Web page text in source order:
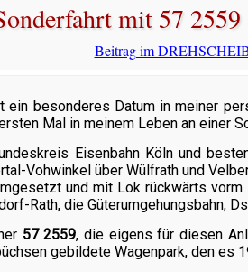
mit 57 2559
Beitrag im
ein besonderes Datum in meiner
Mal in meinem Leben an einer
Eisenbahn Köln und
Vohwinkel über Wülfrath und
und mit Lok rückwärts
Rath, die Güterumgehungsbahn,
57 2559, die eigens für diesen
gebildete Wagenpark, den es